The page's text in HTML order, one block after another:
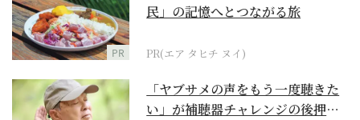
PR
民」の記憶へとつながる旅
PR(エア タヒチ ヌイ)
「ヤブサメの声をもう一度聴きた
い」が補聴器チャレンジの後押し